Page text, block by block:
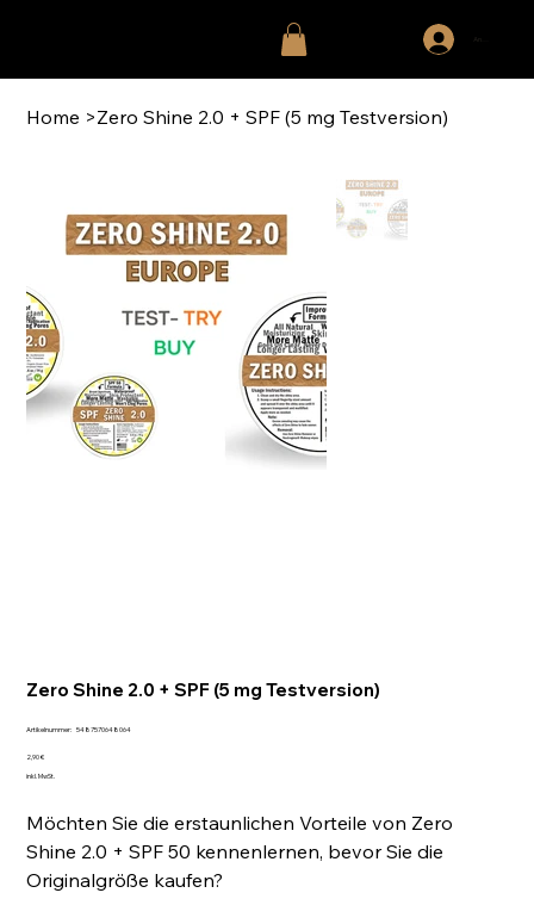
Anmelden
Home >Zero Shine 2.0 + SPF (5 mg Testversion)
Zero Shine 2.0 + SPF (5 mg Testversion)
Artikelnummer: Artikelnummer:
5487570648064
Preis
2,90 €
inkl. MwSt.
Möchten Sie die erstaunlichen Vorteile von Zero
Shine 2.0 + SPF 50 kennenlernen, bevor Sie die
Originalgröße kaufen?